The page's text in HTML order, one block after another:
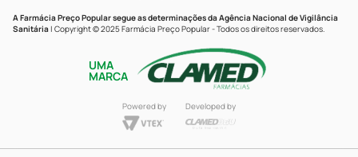
A Farmácia Preço Popular segue as determinações da Agência Nacional de Vigilância
Sanitária | Copyright © 2025 Farmácia Preço Popular - Todos os direitos reservados.
UMA
MARCA
Powered by Developed by